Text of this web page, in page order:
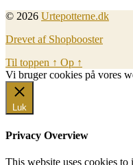
© 2026 Urtepotterne.dk
Drevet af Shopbooster
Til toppen ↑ Op ↑
Vi bruger cookies på vores
Luk
Privacy Overview
This website uses cookies